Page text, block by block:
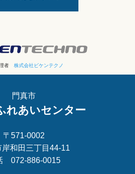
者 株式会社ビケンテクノ
門真市
れあいセンター
〒571-0002
岸和田三丁目44-11
072-886-0015